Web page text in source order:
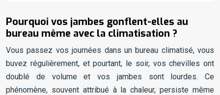
Pourquoi vos jambes gonflent-elles au
bureau même avec la climatisation ?
Vous passez vos journées dans un bureau climatisé, vous
buvez régulièrement, et pourtant, le soir, vos chevilles ont
doublé de volume et vos jambes sont lourdes. Ce
phénomène, souvent attribué à la chaleur, persiste même